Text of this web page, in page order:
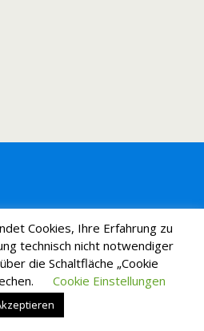
Cookies, Ihre Erfahrung zu
technisch nicht notwendiger
die Schaltfläche „Cookie
Cookie Einstellungen